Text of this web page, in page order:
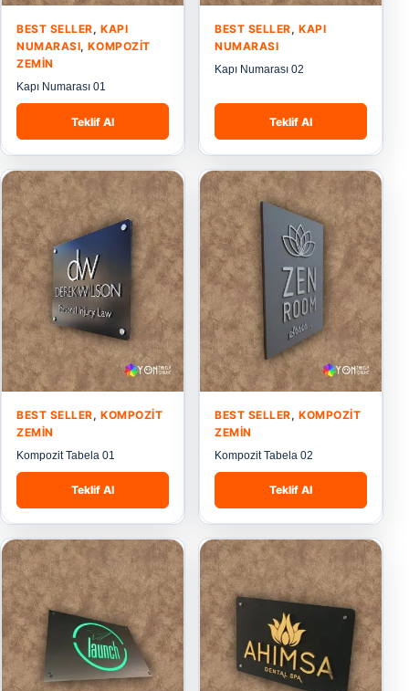
BEST SELLER,KAPI
NUMARASI,KOMPOZIT
ZEMIN
Kapı Numarası 01
Teklif Al
BEST SELLER,KAPI
NUMARASI
Kapı Numarası 02
Teklif Al
BEST SELLER,KOMPOZIT
ZEMIN
Kompozit Tabela 01
Teklif Al
BEST SELLER,KOMPOZIT
ZEMIN
Kompozit Tabela 02
Teklif Al